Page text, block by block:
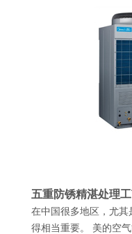
五重防锈精湛处理
在中国很多地区，尤
得相当重要。 美的空